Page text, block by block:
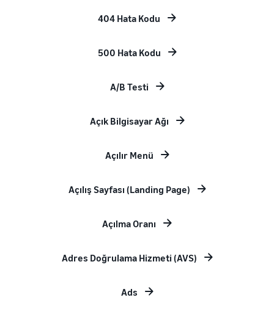
404 Hata Kodu
500 Hata Kodu
A/B Testi
Açık Bilgisayar Ağı
Açılır Menü
Açılış Sayfası (Landing Page)
Açılma Oranı
Adres Doğrulama Hizmeti (AVS)
Ads